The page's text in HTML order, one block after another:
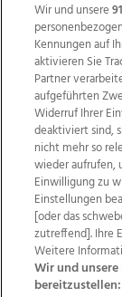
Wir über
AGB Website
Wir und unsere
Kennungen auf
aktivieren Sie
Partner
aufgeführten
Widerruf Ihrer
deaktiviert sind,
nicht mehr so
wieder aufrufen,
Einwilligung zu
Einstellungen
[oder das
zutreffend]. Ihre
Weitere
Wir und
bereitzustellen: